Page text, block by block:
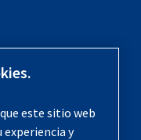
este sitio web
y